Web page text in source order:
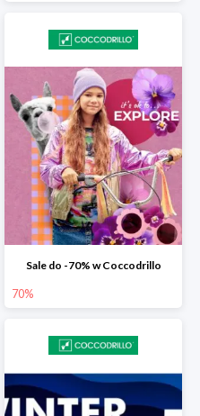
Sale do -70% w Coccodrillo
70%